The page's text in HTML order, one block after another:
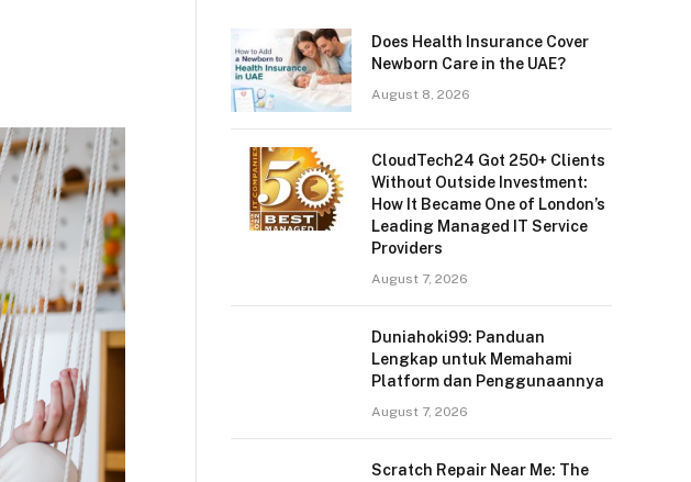
Does Health Insurance Cover
Newborn Care in the UAE?
August 8, 2026
CloudTech24 Got 250+ Clients
Without Outside Investment:
How It Became One of London’s
Leading Managed IT Service
Providers
August 7, 2026
Duniahoki99: Panduan
Lengkap untuk Memahami
Platform dan Penggunaannya
August 7, 2026
Scratch Repair Near Me: The